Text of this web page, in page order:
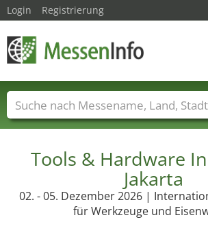
Tools & Hardware
Jakarta
02. - 05. Dezember 2026 |
für Werkzeuge und
Login Registrierung
Messenamen Länder Städte